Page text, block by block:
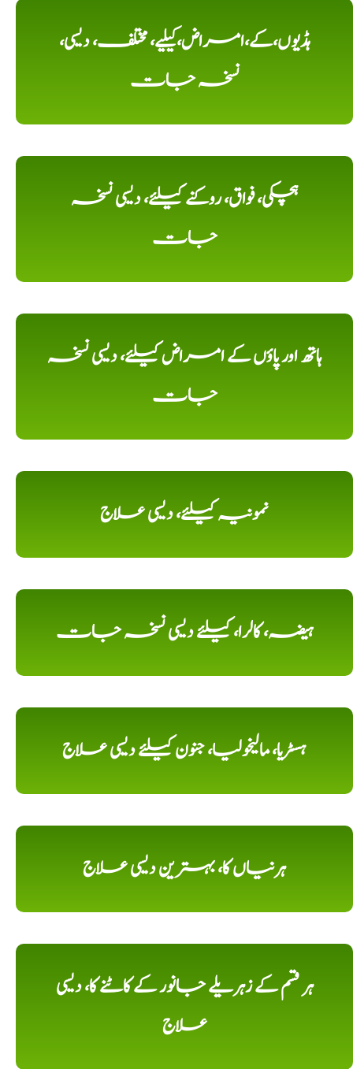
ہڈیوں،کے،امراض،کیلیے، مختلف، دیسی،
نسخہ جات
ہچکی، فواق، روکنے کیلئے، دیسی نسخہ
جات
ہاتھ اور پاؤں کے امراض کیلئے، دیسی نسخہ
جات
نمونیہ کیلئے، دیسی علاج
ہیضہ، کالرا، کیلئے دیسی نسخہ جات
ہسٹریا، مالیخولیا، جنون کیلئے دیسی علاج
ہرنیاں کا، بہترین دیسی علاج
ہر قسم کے زہریلے جانور کے کاٹنے کا، دیسی
علاج